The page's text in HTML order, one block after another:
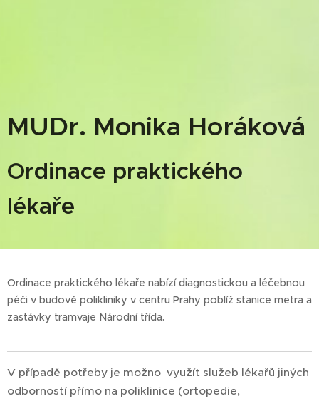
MUDr. Monika Horáková
Ordinace praktického
lékaře
Ordinace praktického lékaře nabízí diagnostickou a léčebnou
péči v budově polikliniky v centru Prahy poblíž stanice metra a
zastávky tramvaje Národní třída.
V případě potřeby je možno využít služeb lékařů jiných
odborností přímo na poliklinice (ortopedie,